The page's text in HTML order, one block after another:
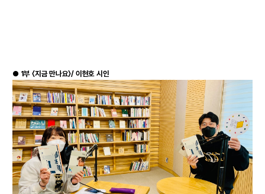
● 1부 〈지금 만나요〉/ 이현호 시인